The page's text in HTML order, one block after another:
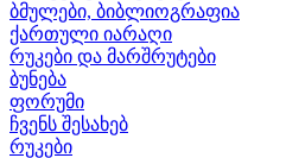
ბმულები, ბიბლიოგრაფია
ქართული იარაღი
რუკები და მარშრუტები
ბუნება
ფორუმი
ჩვენს შესახებ
რუკები